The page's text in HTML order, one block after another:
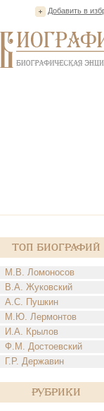
Добавить в
Топ Биографий
М.В. Ломоносов
В.А. Жуковский
А.С. Пушкин
М.Ю. Лермонтов
И.А. Крылов
Ф.М. Достоевский
Г.Р. Державин
Рубрики